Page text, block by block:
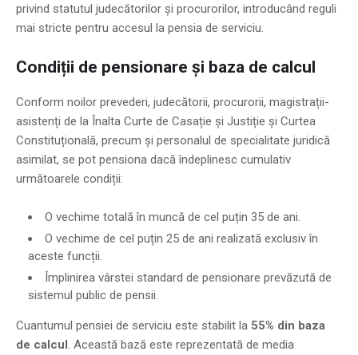
privind statutul judecătorilor și procurorilor, introducând reguli
mai stricte pentru accesul la pensia de serviciu.
Condiții de pensionare și baza de calcul
Conform noilor prevederi, judecătorii, procurorii, magistrații-
asistenți de la Înalta Curte de Casație și Justiție și Curtea
Constituțională, precum și personalul de specialitate juridică
asimilat, se pot pensiona dacă îndeplinesc cumulativ
următoarele condiții:
O vechime totală în muncă de cel puțin 35 de ani.
O vechime de cel puțin 25 de ani realizată exclusiv în
aceste funcții.
Împlinirea vârstei standard de pensionare prevăzută de
sistemul public de pensii.
Cuantumul pensiei de serviciu este stabilit la 55% din baza
de calcul . Această bază este reprezentată de media